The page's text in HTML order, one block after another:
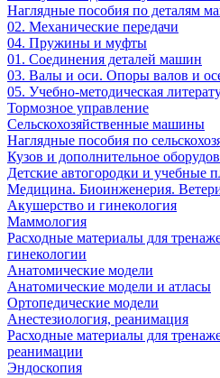
Наглядные пособия по деталям
02. Механические передачи
04. Пружины и муфты
01. Соединения деталей машин
03. Валы и оси. Опоры валов и
05. Учебно-методическая
Тормозное управление
Сельскохозяйственные машины
Наглядные пособия по
Кузов и дополнительное
Детские автогородки и учебные
Медицина. Биоинженерия.
Акушерство и гинекология
Маммология
Расходные материалы для
гинекологии
Анатомические модели
Анатомические модели и атласы
Ортопедические модели
Анестезиология, реанимация
Расходные материалы для
реанимации
Эндоскопия